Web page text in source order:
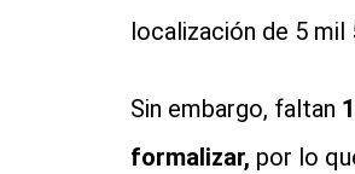
localización de 5
Sin embargo, faltan
formalizar, por lo